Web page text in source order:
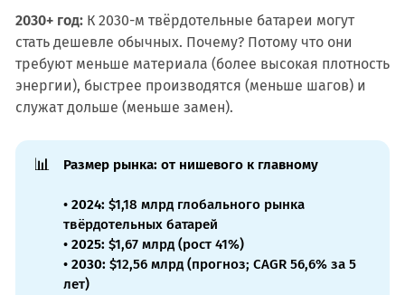
2030+ год:К 2030-м твёрдотельные батареи могут
стать дешевле обычных. Почему? Потому что они
требуют меньше материала (более высокая плотность
энергии), быстрее производятся (меньше шагов) и
служат дольше (меньше замен).
📊 Размер рынка: от нишевого к главному
• 2024: $1,18 млрд глобального рынка
твёрдотельных батарей
• 2025: $1,67 млрд (рост 41%)
• 2030: $12,56 млрд (прогноз; CAGR 56,6% за 5
лет)